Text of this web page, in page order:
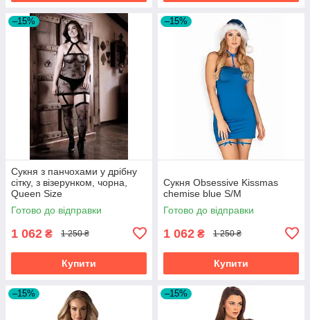
–15%
Сукня з панчохами у дрібну
сітку, з візерунком, чорна,
Queen Size
Готово до відправки
1 062 ₴ 1 250 ₴
Купити
–15%
Сукня Obsessive Kissmas
chemise blue S/M
Готово до відправки
1 062 ₴ 1 250 ₴
Купити
–15% –15%